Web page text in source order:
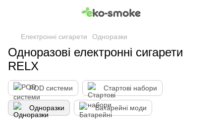
Електронні сигарети Одноразки
Одноразові електронні сигарети
RELX
POD системи Стартові набори
Одноразки Батарейні моди